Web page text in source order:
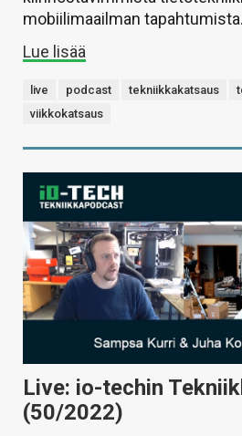
mobiilimaailman tapahtumista.
Lue lisää
live podcast tekniikkakatsaus
viikkokatsaus
Live: io-techin
(50/2022)